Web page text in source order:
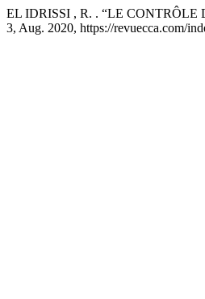
EL IDRISSI , R. . “LE
3, Aug. 2020, https://revuecca.com/